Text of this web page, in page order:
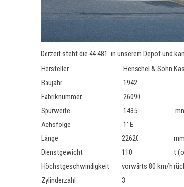
Derzeit steht die 44 481 in unserem Depot und
Hersteller
Henschel & Sohn
Baujahr
1942
Fabriknummer
26090
Spurweite
1435
Achsfolge
1' E
Länge
22620
mm
Dienstgewicht
110
t
Höchstgeschwindigkeit
vorwärts 80 km/h
Zylinderzahl
3